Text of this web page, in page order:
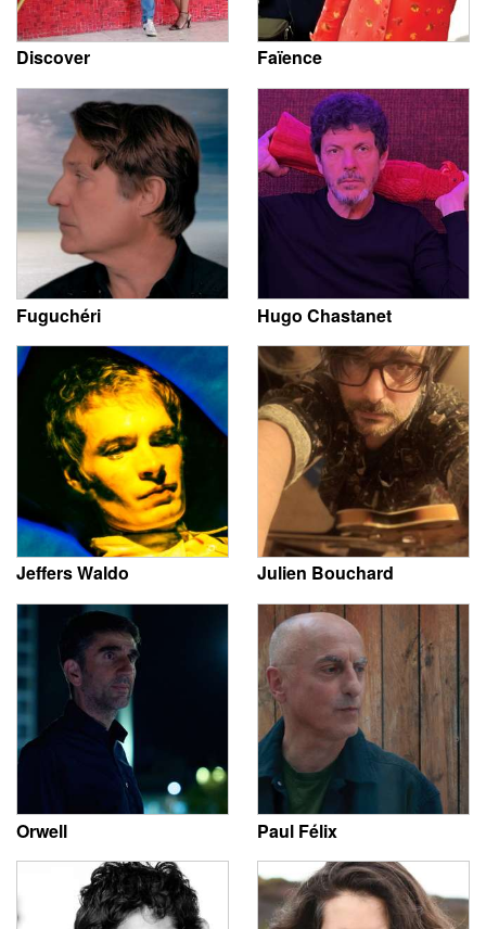
Discover Faïence
Fuguchéri Hugo Chastanet
Jeffers Waldo Julien Bouchard
Orwell Paul Félix